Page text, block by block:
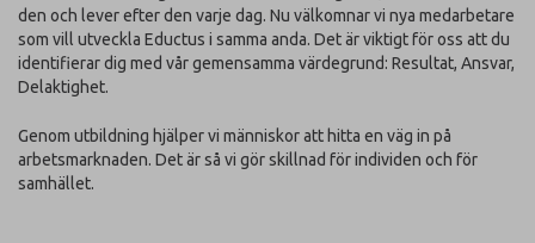
den och lever efter den varje dag. Nu välkomnar vi nya medarbetare
som vill utveckla Eductus i samma anda. Det är viktigt för oss att du
identifierar dig med vår gemensamma värdegrund: Resultat, Ansvar,
Delaktighet.
Genom utbildning hjälper vi människor att hitta en väg in på
arbetsmarknaden. Det är så vi gör skillnad för individen och för
samhället.